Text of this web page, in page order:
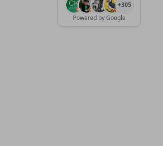
+305
Powered by Google